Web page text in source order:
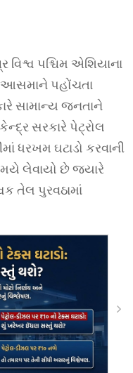
પશ્ચિમ એશિયાના
પહોંચતા
સામાન્ય જનતાને
સરકારે પેટ્રોલ
ધરખમ ઘટાડો કરવાની
લેવાયો છે જ્યારે
તેલ પુરવઠામાં